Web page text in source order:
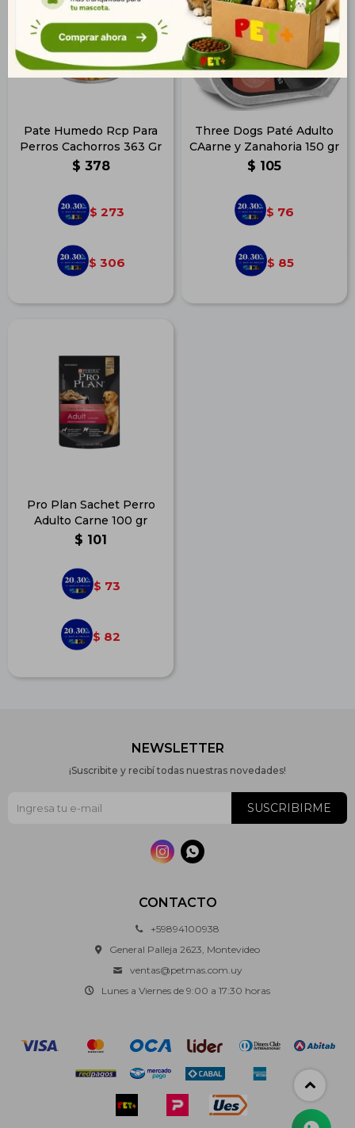
Pate Humedo Rcp Para
Perros Cachorros 363 Gr
$ 378
$ 273
$ 306
Three Dogs Paté Adulto
CAarne y Zanahoria 150 gr
$ 105
$ 76
$ 85
Pro Plan Sachet Perro
Adulto Carne 100 gr
$ 101
$ 73
$ 82
CONTACTO
+59894100938
General Palleja 2623, Montevideo
ventas@petmas.com.uy
Lunes a Viernes de 9:00 a 17:30 horas
NEWSLETTER
¡Suscribite y recibí todas nuestras novedades!
SUSCRIBIRME
 